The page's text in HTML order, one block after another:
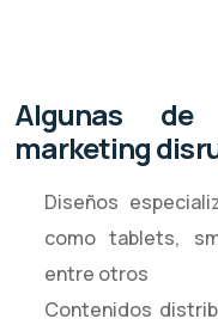
Algunas
marketing
Diseños
como tablets,
entre otros
Contenidos